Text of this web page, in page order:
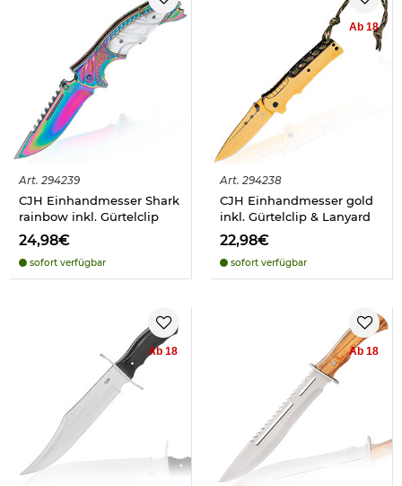
Art. 294239
CJH Einhandmesser Shark
rainbow inkl. Gürtelclip
24,98€
sofort verfügbar
Ab 18
Art. 294238
CJH Einhandmesser gold
inkl. Gürtelclip & Lanyard
22,98€
sofort verfügbar
Ab 18 Ab 18